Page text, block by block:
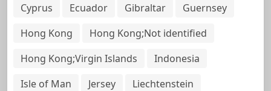
Cyprus
Ecuador Gibraltar
Guernsey
Hong Kong
Hong Kong;Not identified
Hong Kong;Virgin Islands
Indonesia
Isle of Man
Jersey
Liechtenstein